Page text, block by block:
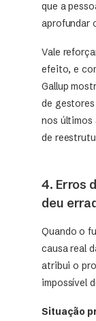
que a
aprofundar
Vale
efeito, e
Gallup
de gestores
nos últimos
de
4. Erros
deu
Quando o
causa real
atribui o
impossível
Situação